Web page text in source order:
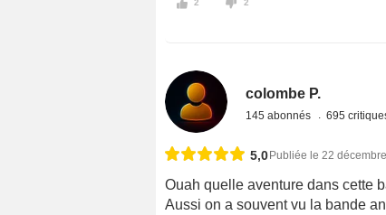
2 2
colombe P.
145 abonnés 695
5,0Publiée le 22
Ouah quelle aventure dans cette
Aussi on a souvent vu la bande